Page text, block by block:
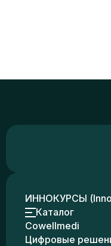
ИННОКУРСЫ
Каталог
Cowellmedi
Цифровые